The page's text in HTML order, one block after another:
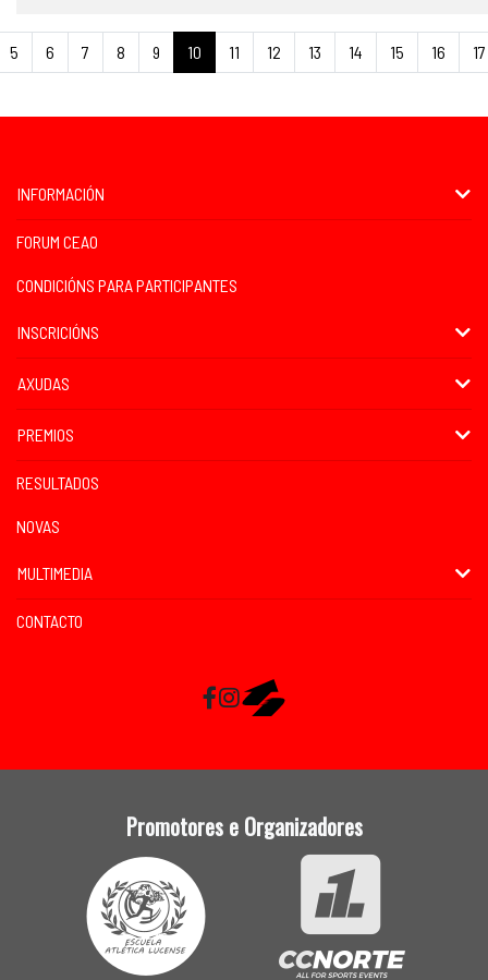
5 6 7 8 9 10 11 12 13 14 15 16 17
INFORMACIÓN
FORUM CEAO
CONDICIÓNS PARA PARTICIPANTES
INSCRICIÓNS
AXUDAS
PREMIOS
RESULTADOS
NOVAS
MULTIMEDIA
CONTACTO
Facebook
InstagramRaceMapp
Promotores e Organizadores